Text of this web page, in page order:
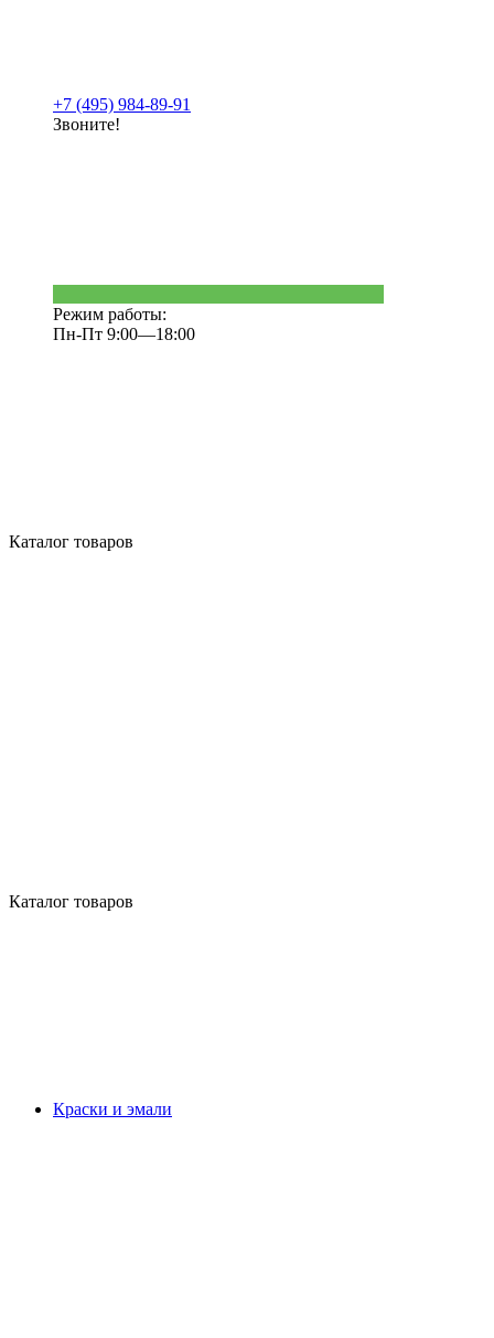
+7 (495) 984-89-91
Звоните!
Режим работы:
Пн-Пт 9:00—18:00
Каталог товаров
Каталог товаров
Краски и эмали